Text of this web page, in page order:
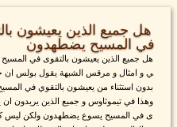
هل جميع الذين يعيشون
في المسيح يضطهدون
هل جميع الذين يعيشون بالتقوى في
ي و امثال و مرقس الشبهة يقول بولس ان
بدون استثناء من يعيشون بالتقوي في
وهذا في تيموثاوس و جميع الذين يريدون ان
ى في المسيح يسوع يضطهدون ولكن ليس